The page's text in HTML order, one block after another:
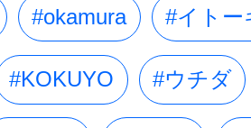
#okamura #イトー
#KOKUYO #ウチダ